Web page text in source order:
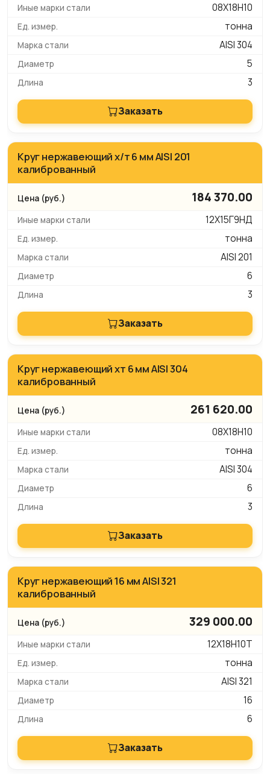
08Х18Н10
тонна
AISI 304
5
3
Заказать
Круг нержавеющий х/т 6 мм AISI 201
калиброванный
184 370.00
12Х15Г9НД
тонна
AISI 201
6
3
Заказать
Круг нержавеющий хт 6 мм AISI 304
калиброванный
261 620.00
08Х18Н10
тонна
AISI 304
6
3
Заказать
Круг нержавеющий 16 мм AISI 321
калиброванный
329 000.00
12Х18Н10Т
тонна
AISI 321
16
6
Заказать